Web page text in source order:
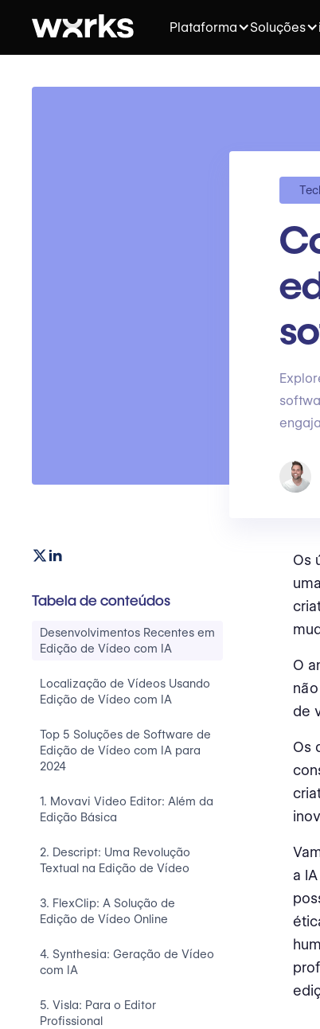
Plataforma Soluções
Tabela de conteúdos
Desenvolvimentos Recentes em
Edição de Vídeo com IA
Localização de Vídeos Usando
Edição de Vídeo com IA
Top 5 Soluções de Software de
Edição de Vídeo com IA para
2024
1. Movavi Video Editor: Além da
Edição Básica
2. Descript: Uma Revolução
Textual na Edição de Vídeo
3. FlexClip: A Solução de
Edição de Vídeo Online
4. Synthesia: Geração de Vídeo
com IA
5. Visla: Para o Editor
Profissional
Os
O
de
Os
a